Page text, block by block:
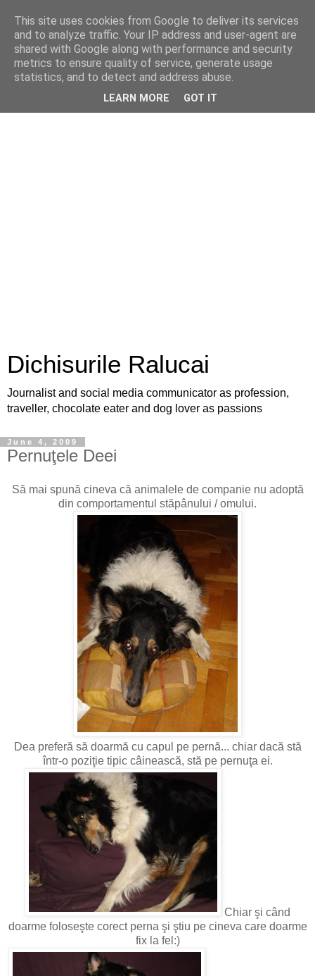
Dichisurile Ralucai
Journalist and social media communicator as profession,
traveller, chocolate eater and dog lover as passions
June 4, 2009
Pernuţele Deei
Să mai spună cineva că animalele de companie nu adoptă
din comportamentul stăpânului / omului.
Dea preferă să doarmă cu capul pe pernă... chiar dacă stă
într-o poziţie tipic câinească, stă pe pernuţa ei.
Chiar şi când
doarme foloseşte corect perna şi ştiu pe cineva care doarme
fix la fel:)
This site uses cookies from Google to deliver its services
and to analyze traffic. Your IP address and user-agent are
shared with Google along with performance and security
metrics to ensure quality of service, generate usage
statistics, and to detect and address abuse.
LEARN MORE GOT IT